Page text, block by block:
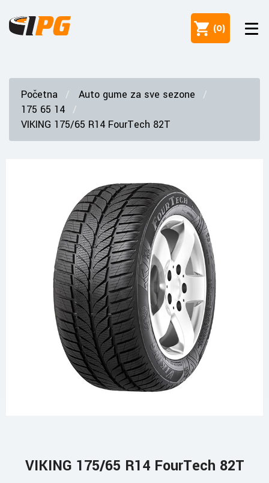
(0)
Početna
Auto gume za sve sezone
175 65 14
VIKING 175/65 R14 FourTech 82T
VIKING 175/65 R14 FourTech 82T